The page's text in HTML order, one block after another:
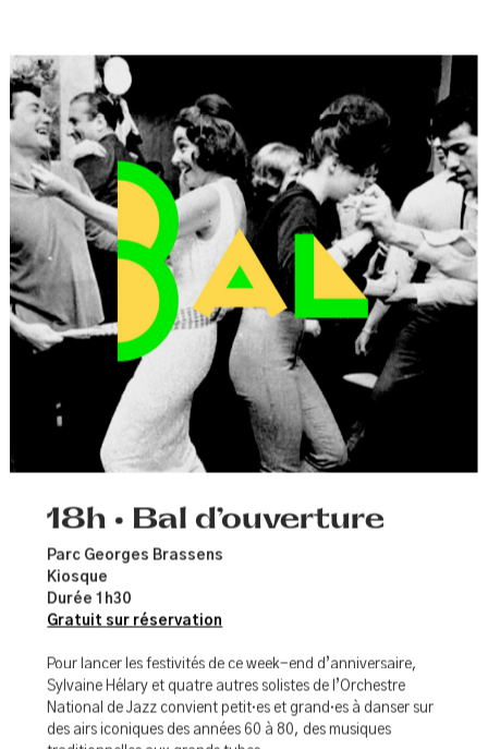
18h • Bal d’ouverture
Parc Georges Brassens
Kiosque
sur réservation
Pour lancer les festivités de ce week-end d’anniversaire,
Sylvaine Hélary et quatre autres solistes de l’Orchestre